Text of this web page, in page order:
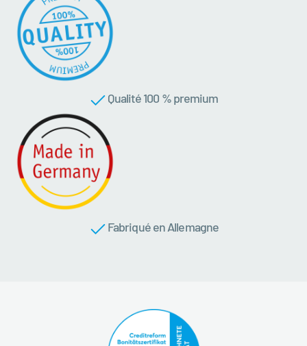
Qualité 100 % premium
Fabriqué en Allemagne